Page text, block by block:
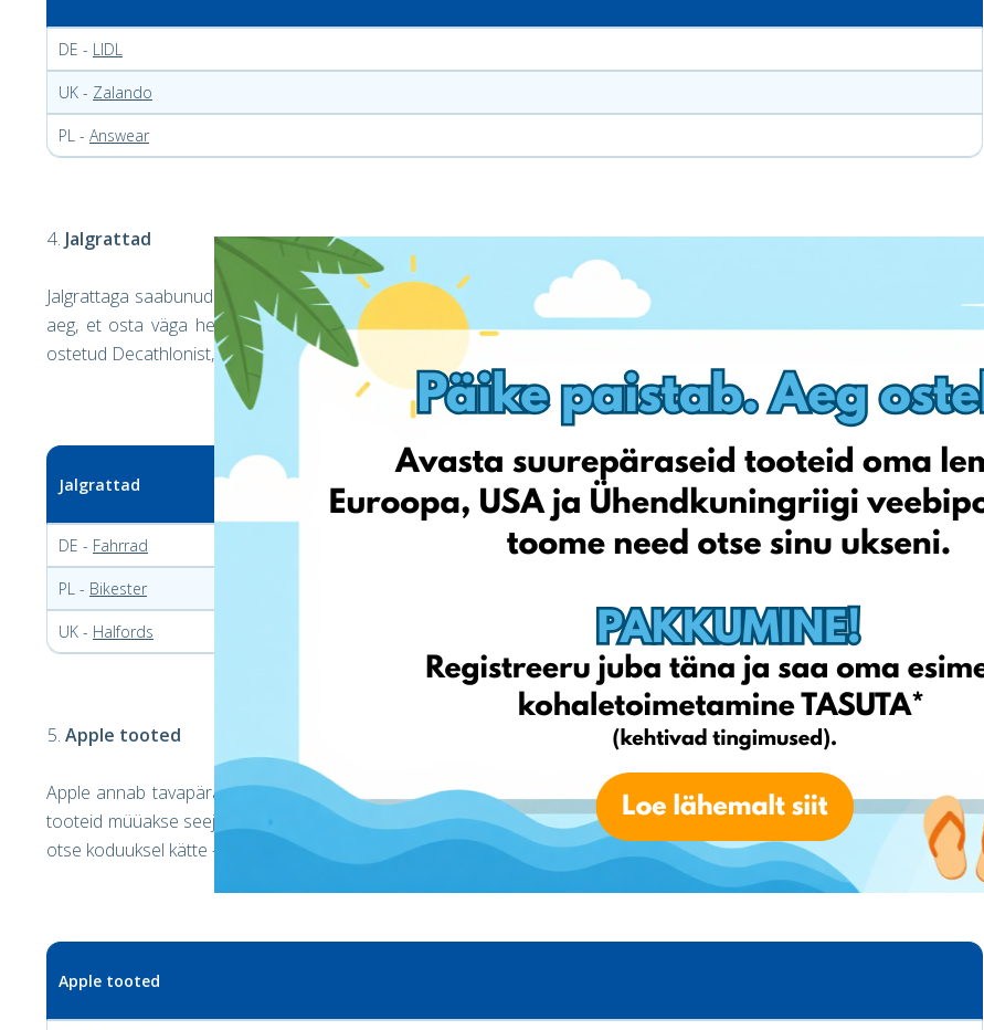
DE - LIDL
UK - Zalando
PL - Answear
Jalgrattad
Jalgrattaga saabunud hooajal sõitmine võib olla küllaltki mudane tegevus, kuid alati tuleb uus suvi! September on parim
aeg, et osta väga hea hinnaga ratas. Ära jää ilma võimalusest, et sõita järgmisel aastal juba uhiuue rattaga, mis on
ostetud Decathlonist, Amazonist, JD-st, Halfordsist, Schwinnist või mujalt!
Jalgrattad
DE - Fahrrad
PL - Bikester
UK - Halfords
Apple tooted
Apple annab tavapäraselt just septembris teada oma uutest toodetest, mis tähendab aga, et varasemalt müügil olnud
tooteid müüakse seejärel odavamate hindadega. See tähendab imelisi hindu, võimalust tellida läbi veebi ja saada tooted
otse koduuksel kätte - koos EshopWedropiga! Liiga hea, et ilma jääda!
Apple tooted